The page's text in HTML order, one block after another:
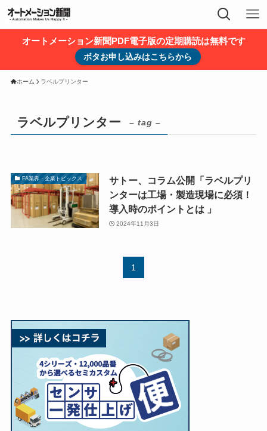
オートメーション新聞PDF電子版の定期購読は無料です
ボタお申し込みはこちらから
ホーム ラベルプリンター
ラベルプリンター – tag –
FA業界・企業トピックス
サトー、コラム公開「ラベルプリ
ンターは工場・製造現場に必須！
導入時のポイントとは 」
2024年11月3日
1